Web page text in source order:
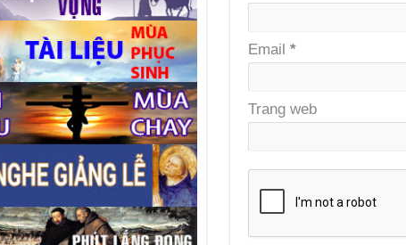
Email *
Trang web